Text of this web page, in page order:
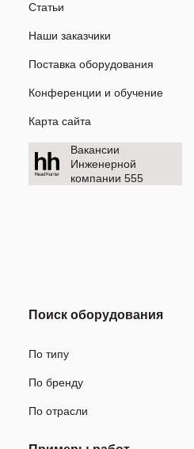
Статьи
Наши заказчики
Поставка оборудования
Конференции и обучение
Карта сайта
Вакансии
Инженерной
компании 555
Поиск оборудования
По типу
По бренду
По отрасли